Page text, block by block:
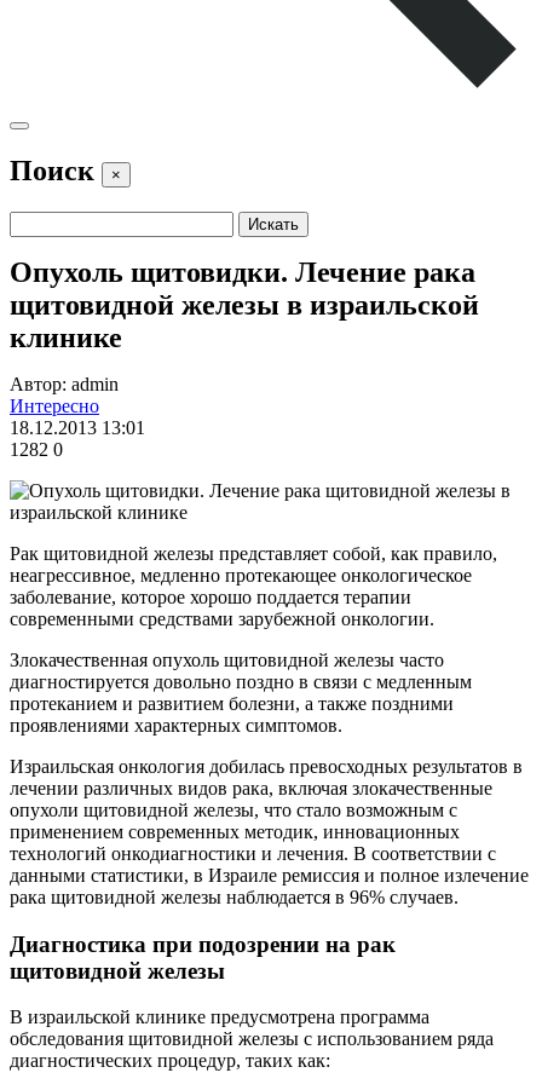
Поиск ×
Опухоль щитовидки. Лечение рака
щитовидной железы в израильской
клинике
Автор: admin
Интересно
18.12.2013 13:01
1282 0
Рак щитовидной железы представляет собой, как правило,
неагрессивное, медленно протекающее онкологическое
заболевание, которое хорошо поддается терапии
современными средствами зарубежной онкологии.
Злокачественная опухоль щитовидной железы часто
диагностируется довольно поздно в связи с медленным
протеканием и развитием болезни, а также поздними
проявлениями характерных симптомов.
Израильская онкология добилась превосходных результатов в
лечении различных видов рака, включая злокачественные
опухоли щитовидной железы, что стало возможным с
применением современных методик, инновационных
технологий онкодиагностики и лечения. В соответствии с
данными статистики, в Израиле ремиссия и полное излечение
рака щитовидной железы наблюдается в 96% случаев.
Диагностика при подозрении на рак
щитовидной железы
В израильской клинике предусмотрена программа
обследования щитовидной железы с использованием ряда
диагностических процедур, таких как: